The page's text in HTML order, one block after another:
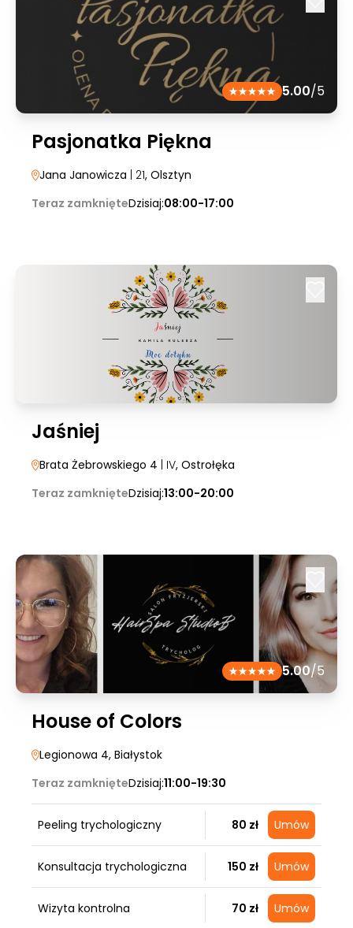
5.00/5
Pasjonatka Piękna
Jana Janowicza | 21, Olsztyn
Teraz zamknięteDzisiaj:08:00-17:00
Jaśniej
Brata Żebrowskiego 4 | IV, Ostrołęka
Teraz zamknięteDzisiaj:13:00-20:00
5.00/5
House of Colors
Legionowa 4, Białystok
Teraz zamknięteDzisiaj:11:00-19:30
Peeling trychologiczny 80 zł Umów
Konsultacja trychologiczna 150 zł Umów
Wizyta kontrolna 70 zł Umów